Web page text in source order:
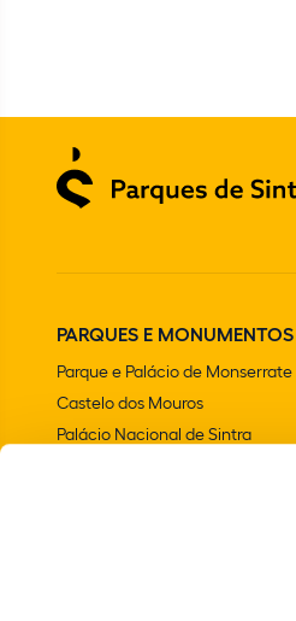
PARQUES E MONUMENTOS
Parque e Palácio de Monserrate
Castelo dos Mouros
Palácio Nacional de Sintra
Chalet e Jardim da Condessa